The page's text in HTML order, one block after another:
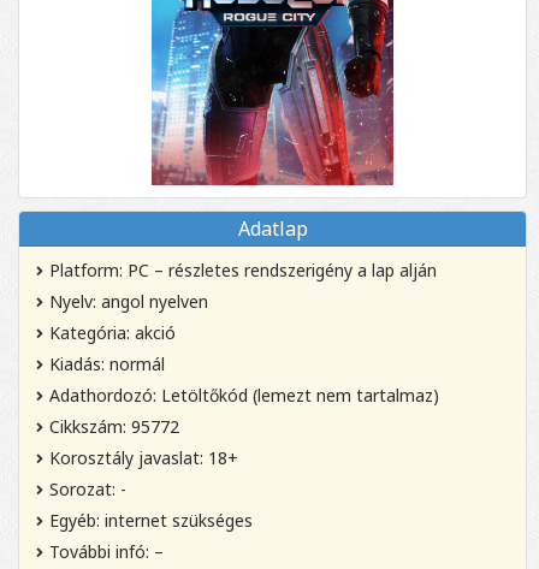
Adatlap
Platform: PC – részletes rendszerigény a lap alján
Nyelv: angol nyelven
Kategória: akció
Kiadás: normál
Adathordozó: Letöltőkód (lemezt nem tartalmaz)
Cikkszám: 95772
Korosztály javaslat: 18+
Sorozat: -
Egyéb: internet szükséges
További infó: –